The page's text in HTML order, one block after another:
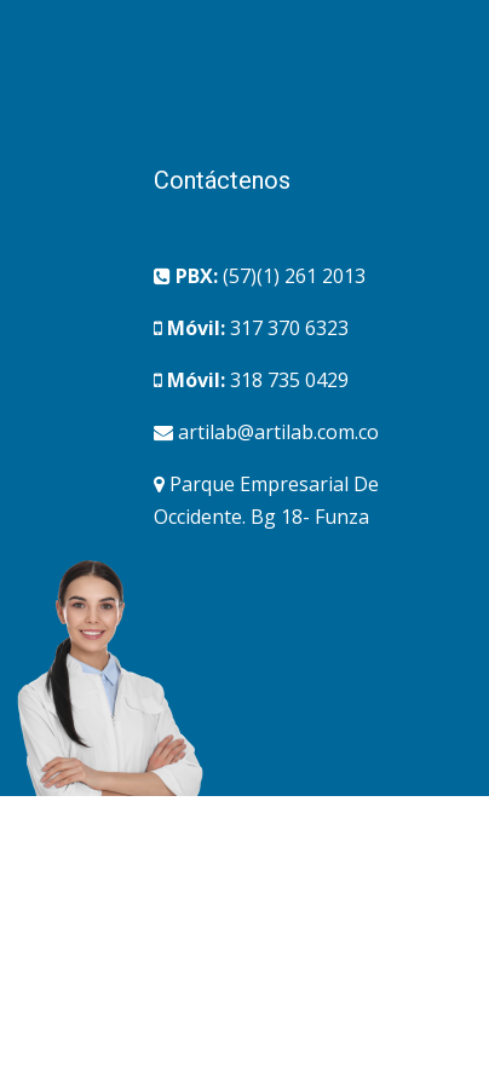
Contáctenos
PBX:(57)(1) 261 2013
Móvil:317 370 6323
Móvil:318 735 0429
artilab@artilab.com.co
Parque Empresarial De
Occidente. Bg 18- Funza